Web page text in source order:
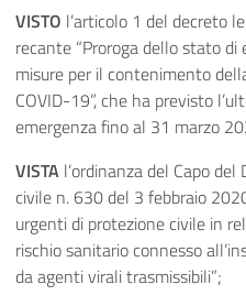
VISTO l’articolo 1 del decreto
recante “Proroga dello stato
misure per il contenimento
COVID-19”, che ha previsto
emergenza fino al 31 marzo
VISTA l’ordinanza del Capo
civile n. 630 del 3 febbraio
urgenti di protezione civile in
rischio sanitario connesso
da agenti virali trasmissibili”;